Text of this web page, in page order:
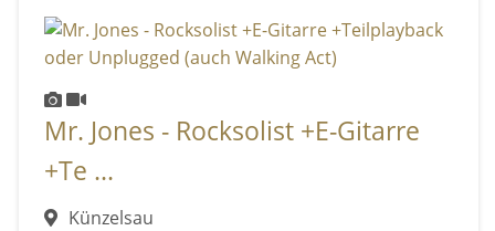
Mr. Jones - Rocksolist +E-Gitarre
+Te ...
Künzelsau